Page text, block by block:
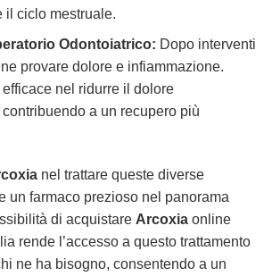
il ciclo mestruale.
Odontoiatrico: Dopo interventi
provare dolore e infiammazione.
efficace nel ridurre il dolore
a un recupero più
nel trattare queste diverse
un farmaco prezioso nel panorama
di acquistare Arcoxia online
rende l’accesso a questo trattamento
ne ha bisogno, consentendo a un